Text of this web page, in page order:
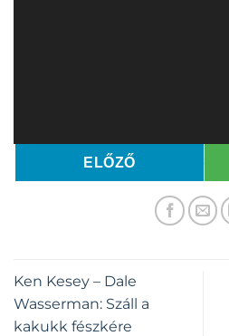
ELŐZŐ
Ken Kesey – Dale
Wasserman: Száll a
kakukk fészkére